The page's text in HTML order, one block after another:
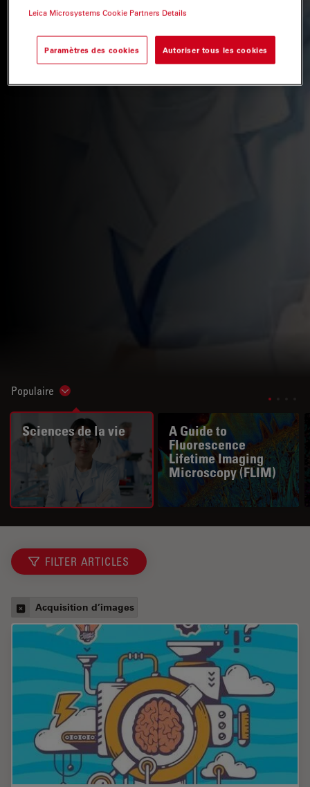
Populaire Show subnavigation
Sciences de la vie
A Guide to
Fluorescence
Lifetime Imaging
Microscopy (FLIM)
FILTER ARTICLES
Acquisition d’images
Leica Microsystems Cookie Partners Details
Paramètres des cookies Autoriser tous les cookies